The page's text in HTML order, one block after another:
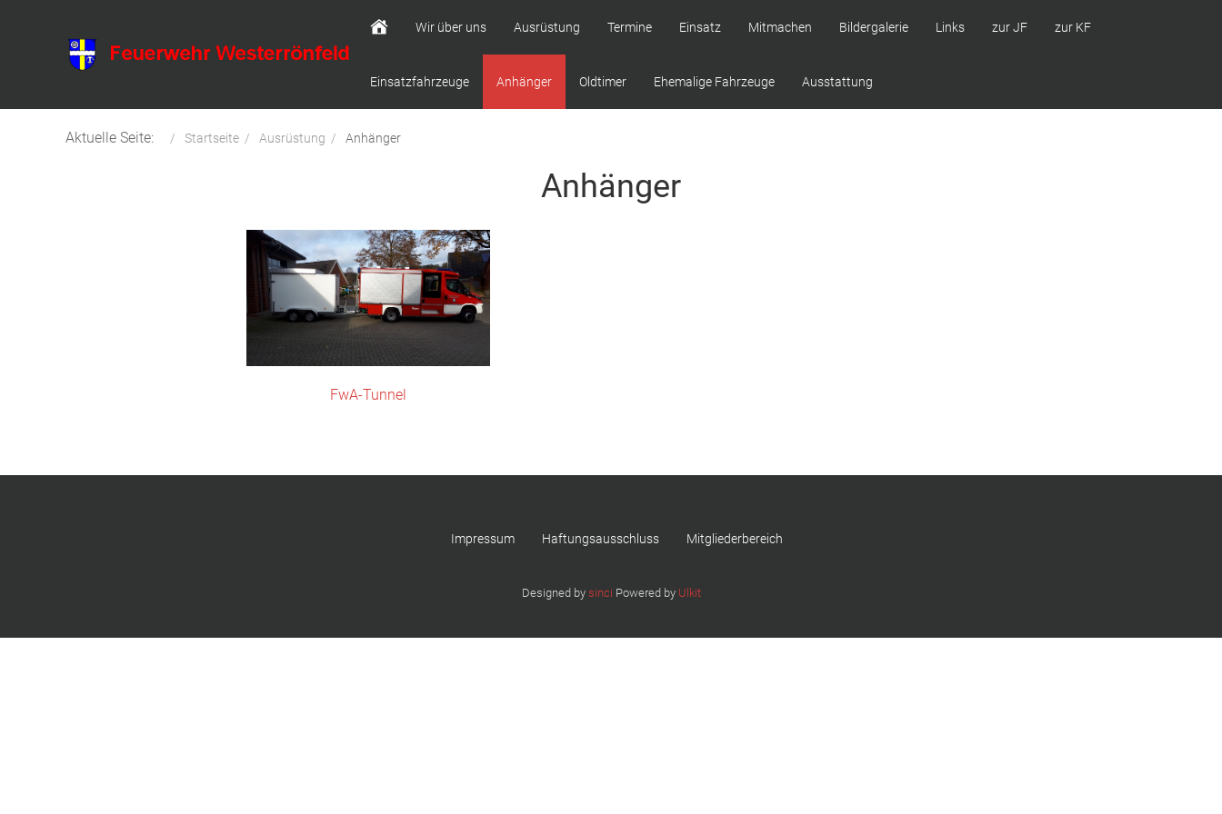
Wir über uns Ausrüstung Termine Einsatz Mitmachen Bildergalerie Links zur JF zur KF
Einsatzfahrzeuge Anhänger Oldtimer Ehemalige Fahrzeuge Ausstattung
Aktuelle Seite: Startseite Ausrüstung Anhänger
Anhänger
FwA-Tunnel
Impressum Haftungsausschluss Mitgliederbereich
Designed by sinci Powered by Ulkit